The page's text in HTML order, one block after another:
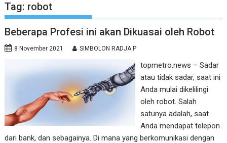
Tag: robot
Beberapa Profesi ini akan Dikuasai oleh Robot
8 November 2021 SIMBOLON RADJA P
topmetro.news – Sadar
atau tidak sadar, saat ini
Anda mulai dikelilingi
oleh robot. Salah
satunya adalah, saat
Anda mendapat telepon
dari bank, dan sebagainya. Di mana yang berkomunikasi dengan